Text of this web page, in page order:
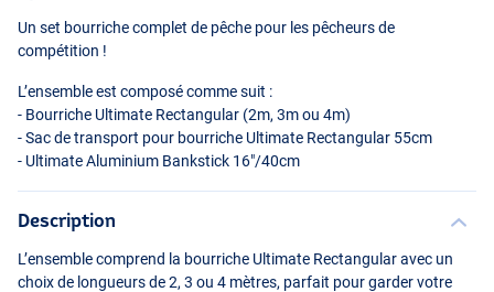
Un set bourriche complet de pêche pour les pêcheurs de
compétition !
L’ensemble est composé comme suit :
- Bourriche Ultimate Rectangular (2m, 3m ou 4m)
- Sac de transport pour bourriche Ultimate Rectangular 55cm
- Ultimate Aluminium Bankstick 16"/40cm
Description
L’ensemble comprend la bourriche Ultimate Rectangular avec un
choix de longueurs de 2, 3 ou 4 mètres, parfait pour garder votre